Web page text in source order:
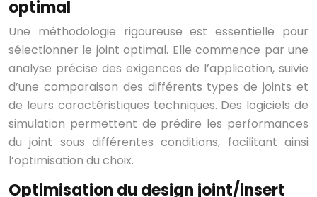
optimal
Une méthodologie rigoureuse est essentielle pour
sélectionner le joint optimal. Elle commence par une
analyse précise des exigences de l’application, suivie
d’une comparaison des différents types de joints et
de leurs caractéristiques techniques. Des logiciels de
simulation permettent de prédire les performances
du joint sous différentes conditions, facilitant ainsi
l’optimisation du choix.
Optimisation du design joint/insert